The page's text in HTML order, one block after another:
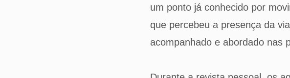
um ponto já conhecido por
que percebeu a presença da
acompanhado e abordado nas